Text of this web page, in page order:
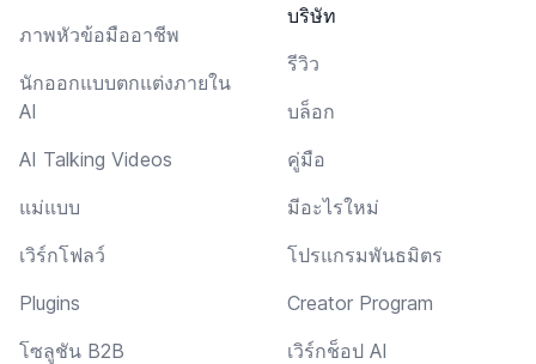
ภาพหัวข้อมืออาชีพ
นักออกแบบตกแต่งภายใน
AI
AI Talking Videos
แม่แบบ
เวิร์กโฟลว์
Plugins
โซลูชัน B2B
บริษัท
รีวิว
บล็อก
คู่มือ
มีอะไรใหม่
โปรแกรมพันธมิตร
Creator Program
เวิร์กช็อป AI